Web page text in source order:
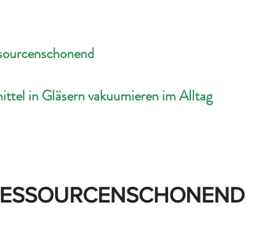
in Gläsern vakuumieren im Alltag